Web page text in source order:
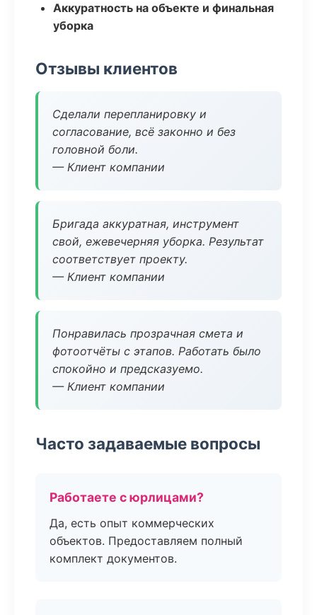
Аккуратность на объекте и финальная
уборка
Отзывы клиентов
Сделали перепланировку и
согласование, всё законно и без
головной боли.
— Клиент компании
Бригада аккуратная, инструмент
свой, ежевечерняя уборка. Результат
соответствует проекту.
— Клиент компании
Понравилась прозрачная смета и
фотоотчёты с этапов. Работать было
спокойно и предсказуемо.
— Клиент компании
Часто задаваемые вопросы
Работаете с юрлицами?
Да, есть опыт коммерческих
объектов. Предоставляем полный
комплект документов.